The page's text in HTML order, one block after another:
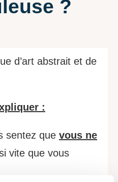
?
d’art abstrait et de
:
sentez que vous ne
vite que vous